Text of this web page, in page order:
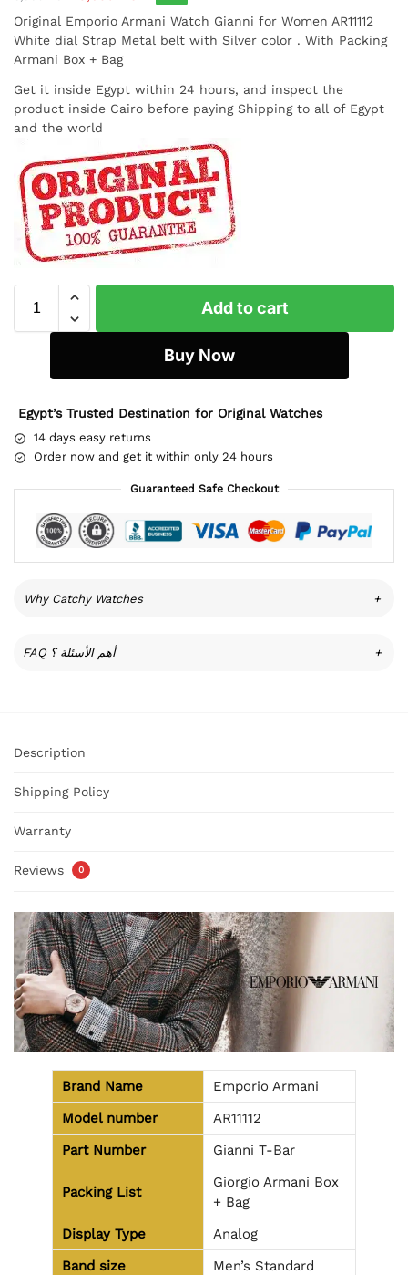
Original Emporio Armani Watch Gianni for Women AR11112
White dial Strap Metal belt with Silver color . With Packing
Armani Box + Bag
Get it inside Egypt within 24 hours, and inspect the
product inside Cairo before paying Shipping to all of Egypt
and the world
Add to cart
Buy Now
Egypt’s Trusted Destination for Original Watches
14 days easy returns
Order now and get it within only 24 hours
Guaranteed Safe Checkout
Why Catchy Watches +
FAQ أهم الأسئلة ؟ +
Description
Shipping Policy
Warranty
Reviews 0
Brand Name
Emporio Armani
Model number
AR11112
Part Number
Gianni T-Bar
Packing List
Giorgio Armani Box
+ Bag
Display Type
Analog
Band size
Men’s Standard